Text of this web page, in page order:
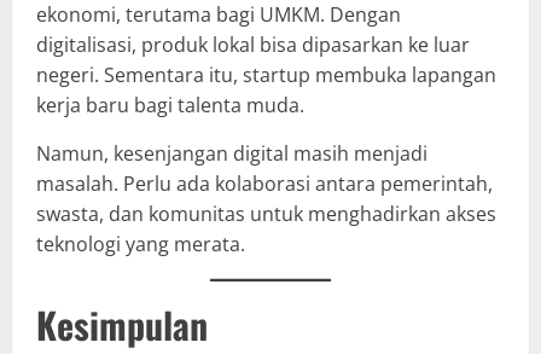
ekonomi, terutama bagi UMKM. Dengan
digitalisasi, produk lokal bisa dipasarkan ke luar
negeri. Sementara itu, startup membuka lapangan
kerja baru bagi talenta muda.
Namun, kesenjangan digital masih menjadi
masalah. Perlu ada kolaborasi antara pemerintah,
swasta, dan komunitas untuk menghadirkan akses
teknologi yang merata.
Kesimpulan